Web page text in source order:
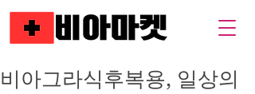
비아그라식후복용, 일상의